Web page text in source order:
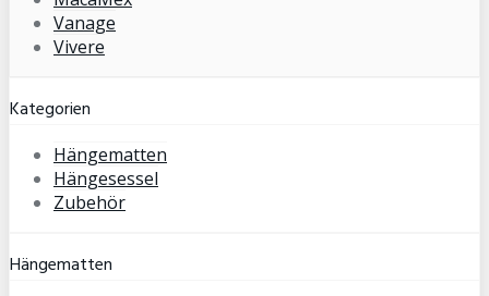
Vanage
Vivere
Kategorien
Hängematten
Hängesessel
Zubehör
Hängematten